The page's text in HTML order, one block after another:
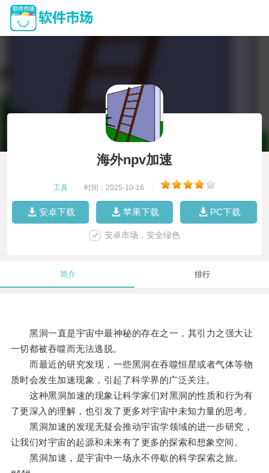
海外npv加速
工具 时间：2025-10-16
安卓下载 苹果下载 PC下载
安卓市场，安全绿色
简介 排行
黑洞一直是宇宙中最神秘的存在之一，其引力之强大让
一切都被吞噬而无法逃脱。
而最近的研究发现，一些黑洞在吞噬恒星或者气体等物
质时会发生加速现象，引起了科学界的广泛关注。
这种黑洞加速的现象让科学家们对黑洞的性质和行为有
了更深入的理解，也引发了更多对宇宙中未知力量的思考。
黑洞加速的发现无疑会推动宇宙学领域的进一步研究，
让我们对宇宙的起源和未来有了更多的探索和想象空间。
黑洞加速，是宇宙中一场永不停歇的科学探索之旅。